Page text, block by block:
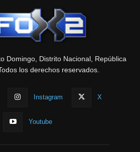
Domingo, Distrito Nacional, República
los derechos reservados.
Instagram X
Youtube